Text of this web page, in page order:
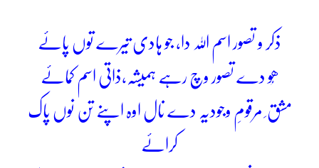
ذکر و تصور اسم اللہ دا، جو ہادی تیرے توں پائے
ھُو دے تصور وچ رہے ہمیشہ،ذاتی اسم کمائے
مشق ِ مرقومِ وجودیہ دے نال اوہ اپنے تن نوں پاک
کرائے